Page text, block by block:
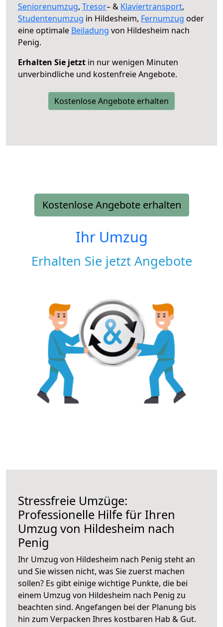
Seniorenumzug, Tresor– & Klaviertransport,
Studentenumzug in Hildesheim, Fernumzug oder
eine optimale Beiladung von Hildesheim nach
Penig.
Erhalten Sie jetzt in nur wenigen Minuten
unverbindliche und kostenfreie Angebote.
Kostenlose Angebote erhalten
Kostenlose Angebote erhalten
Ihr Umzug
Erhalten Sie jetzt Angebote
Stressfreie Umzüge:
Professionelle Hilfe für Ihren
Umzug von Hildesheim nach
Penig
Ihr Umzug von Hildesheim nach Penig steht an
und Sie wissen nicht, was Sie zuerst machen
sollen? Es gibt einige wichtige Punkte, die bei
einem Umzug von Hildesheim nach Penig zu
beachten sind. Angefangen bei der Planung bis
hin zum Verpacken Ihres kostbaren Hab & Gut.